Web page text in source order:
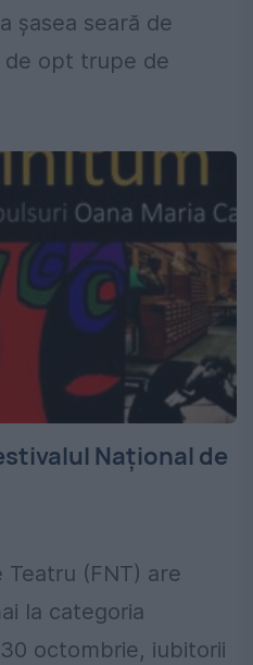
şasea seară de
de opt trupe de
Național de
Teatru (FNT) are
la categoria
octombrie, iubitorii